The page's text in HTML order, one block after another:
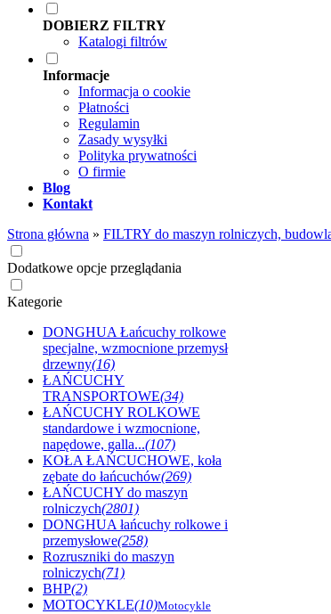
DOBIERZ FILTRY
Katalogi filtrów
Informacje
Informacja o cookie
Płatności
Regulamin
Zasady wysyłki
Polityka prywatności
O firmie
Blog
Kontakt
Strona główna » FILTRY do maszyn rolniczych,
Dodatkowe opcje przeglądania
Kategorie
DONGHUA Łańcuchy rolkowe
specjalne, wzmocnione przemysł
drzewny(16)
ŁAŃCUCHY
TRANSPORTOWE(34)
ŁAŃCUCHY ROLKOWE
standardowe i wzmocnione,
napędowe, galla...(107)
KOŁA ŁAŃCUCHOWE, koła
zębate do łańcuchów(269)
ŁAŃCUCHY do maszyn
rolniczych(2801)
DONGHUA łańcuchy rolkowe i
przemysłowe(258)
Rozruszniki do maszyn
rolniczych(71)
BHP(2)
MOTOCYKLE(10)Motocykle